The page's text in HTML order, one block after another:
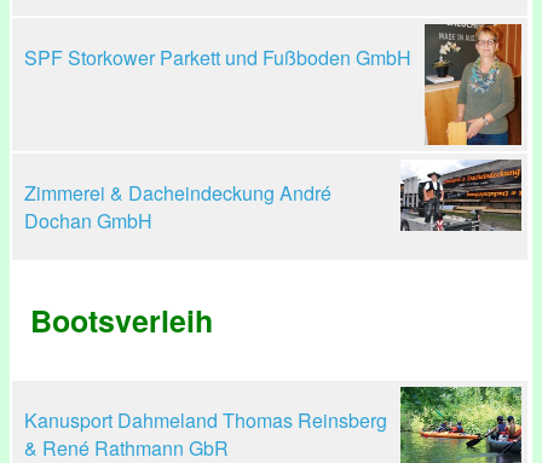
SPF Storkower Parkett und Fußboden GmbH
Zimmerei & Dacheindeckung André
Dochan GmbH
Bootsverleih
Kanusport Dahmeland Thomas Reinsberg
& René Rathmann GbR